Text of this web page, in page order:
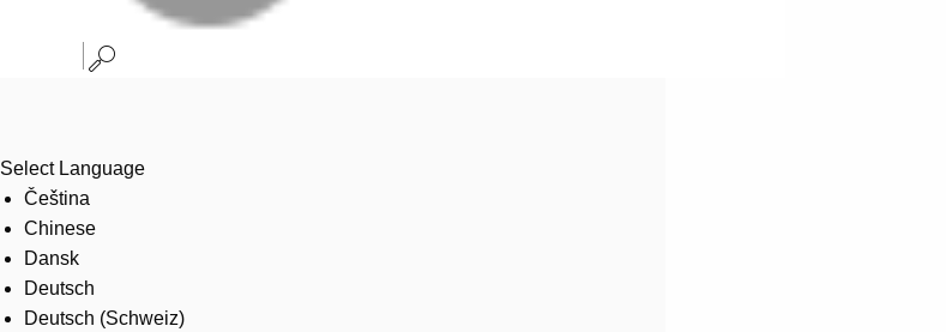
Select Language
Čeština
Chinese
Dansk
Deutsch
Deutsch (Schweiz)